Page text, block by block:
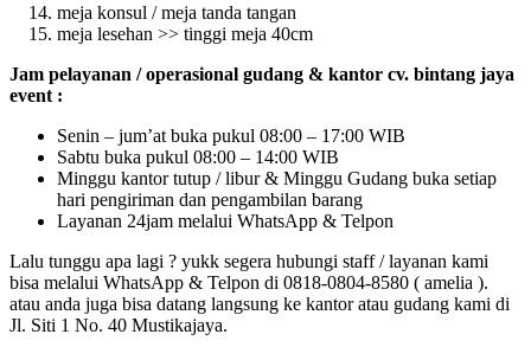
meja konsul / meja tanda tangan
meja lesehan >> tinggi meja 40cm
Jam pelayanan / operasional gudang & kantor cv. bintang jaya
event :
Senin – jum’at buka pukul 08:00 – 17:00 WIB
Sabtu buka pukul 08:00 – 14:00 WIB
Minggu kantor tutup / libur & Minggu Gudang buka setiap
hari pengiriman dan pengambilan barang
Layanan 24jam melalui WhatsApp & Telpon
Lalu tunggu apa lagi ? yukk segera hubungi staff / layanan kami
bisa melalui WhatsApp & Telpon di 0818-0804-8580 ( amelia ).
atau anda juga bisa datang langsung ke kantor atau gudang kami di
Jl. Siti 1 No. 40 Mustikajaya.